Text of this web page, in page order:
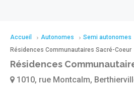
Accueil Autonomes
Semi autonomes
Résidences Communautaires Sacré-Coeur
Résidences
1010, rue Montcalm,